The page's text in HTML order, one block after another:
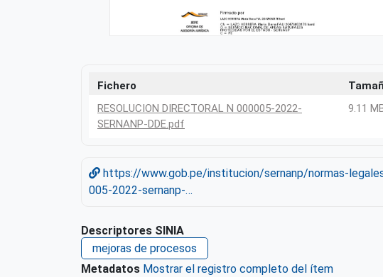
Fichero
RESOLUCION DIRECTORAL N 000005-2022-
SERNANP-DDE.pdf
9.11
https://www.gob.pe/institucion/sernanp/normas-
005-2022-sernanp-…
Descriptores SINIA
mejoras de procesos
Metadatos Mostrar el registro completo del ítem